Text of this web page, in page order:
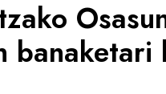
banaketari